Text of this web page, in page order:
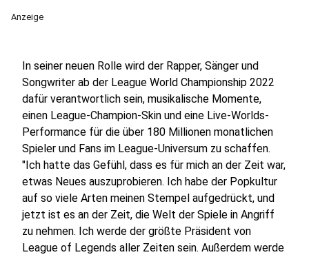
Anzeige
In seiner neuen Rolle wird der Rapper, Sänger und
Songwriter ab der League World Championship 2022
dafür verantwortlich sein, musikalische Momente,
einen League-Champion-Skin und eine Live-Worlds-
Performance für die über 180 Millionen monatlichen
Spieler und Fans im League-Universum zu schaffen.
"Ich hatte das Gefühl, dass es für mich an der Zeit war,
etwas Neues auszuprobieren. Ich habe der Popkultur
auf so viele Arten meinen Stempel aufgedrückt, und
jetzt ist es an der Zeit, die Welt der Spiele in Angriff
zu nehmen. Ich werde der größte Präsident von
League of Legends aller Zeiten sein. Außerdem werde